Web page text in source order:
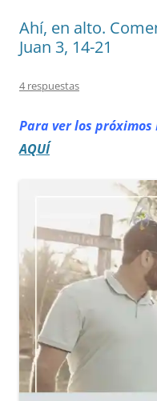
Ahí, en alto.
Juan 3, 14-21
4 respuestas
Para ver los próximos
AQUÍ